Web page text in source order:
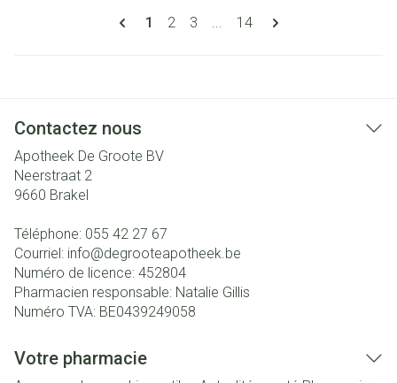
Pages
Vous lisez actuellement la page
1 Page
2 Page
3 ... Page
14
Contactez nous
Apotheek De Groote BV
Neerstraat 2
9660 Brakel
Téléphone: 055 42 27 67
Courriel: info@degrooteapotheek.be
Numéro de licence: 452804
Pharmacien responsable: Natalie Gillis
Numéro TVA: BE0439249058
Votre pharmacie